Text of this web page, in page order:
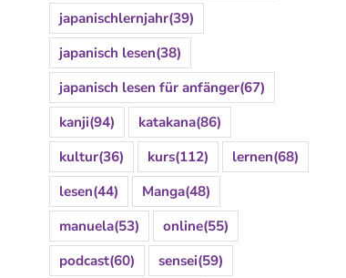
japanischlernjahr(39)
japanisch lesen(38)
japanisch lesen für anfänger(67)
kanji(94) katakana(86)
kultur(36) kurs(112) lernen(68)
lesen(44) Manga(48)
manuela(53) online(55)
podcast(60) sensei(59)